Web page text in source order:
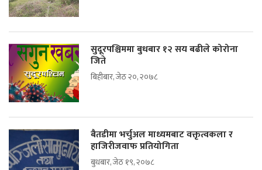
सुदूरपश्चिममा बुधबार १२ सय बढीले कोरोना
जिते
बिहीबार, जेठ २०, २०७८
बैतडीमा भर्चुअल माध्यमबाट वक्तृत्वकला र
हाजिरीजवाफ प्रतियोगिता
बुधबार, जेठ १९, २०७८